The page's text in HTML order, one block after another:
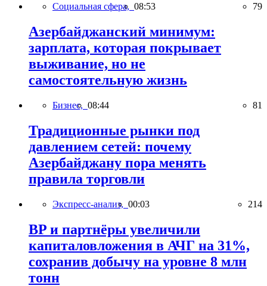
Социальная сфера, 08:53 79
Азербайджанский минимум:
зарплата, которая покрывает
выживание, но не
самостоятельную жизнь
Бизнес, 08:44 81
Традиционные рынки под
давлением сетей: почему
Азербайджану пора менять
правила торговли
Экспресс-анализ, 00:03 214
BP и партнёры увеличили
капиталовложения в АЧГ на 31%,
сохранив добычу на уровне 8 млн
тонн